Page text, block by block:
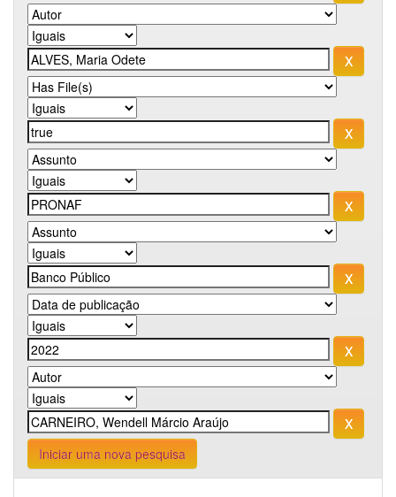
Iniciar uma nova pesquisa